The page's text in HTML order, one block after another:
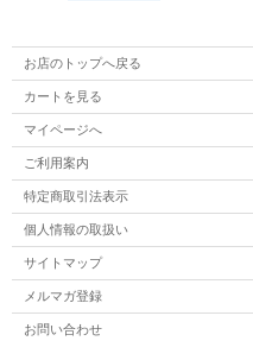
お店のトップへ戻る
カートを見る
マイページへ
ご利用案内
特定商取引法表示
個人情報の取扱い
サイトマップ
メルマガ登録
お問い合わせ